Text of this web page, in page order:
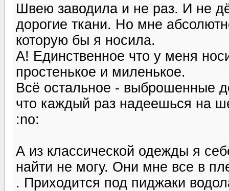
Швею заводила и не раз. И не
дорогие ткани. Но мне
которую бы я носила.
А! Единственное что у меня
простенькое и миленькое.
Всё остальное - выброшенные
что каждый раз надеешься на
:no:
А из классической одежды я
найти не могу. Они мне все в
. Приходится под пиджаки